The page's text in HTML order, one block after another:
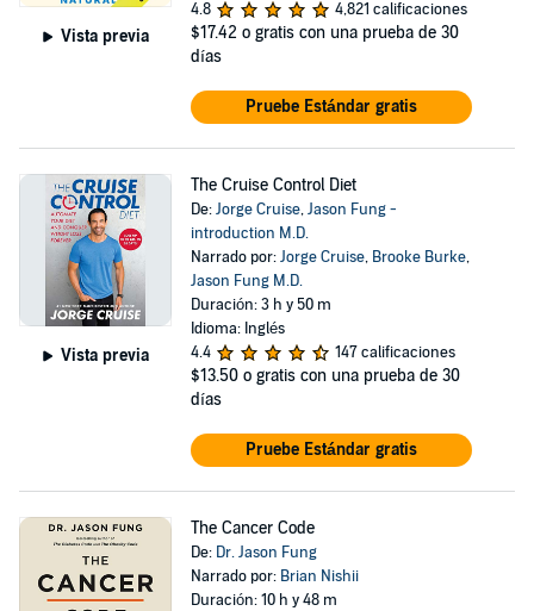
Vista previa
4.8 4,821 calificaciones
$17.42 o gratis con una prueba de 30
días
Pruebe Estándar gratis
Vista previa
The Cruise Control Diet
De:Jorge Cruise,Jason Fung -
introduction M.D.
Narrado por:Jorge Cruise, Brooke Burke,
Jason Fung M.D.
Duración: 3 h y 50 m
Idioma: Inglés
4.4
147 calificaciones
$13.50 o gratis con una prueba de 30
días
Pruebe Estándar gratis
The Cancer Code
De: Dr. Jason Fung
Narrado por: Brian Nishii
Duración: 10 h y 48 m